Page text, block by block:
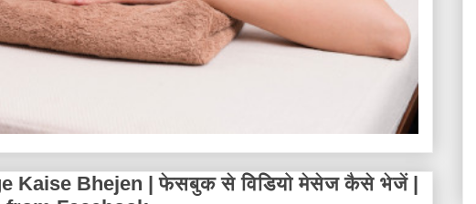
Kaise Bhejen | फेसबुक से विडियो मेसेज कैसे भेजें |